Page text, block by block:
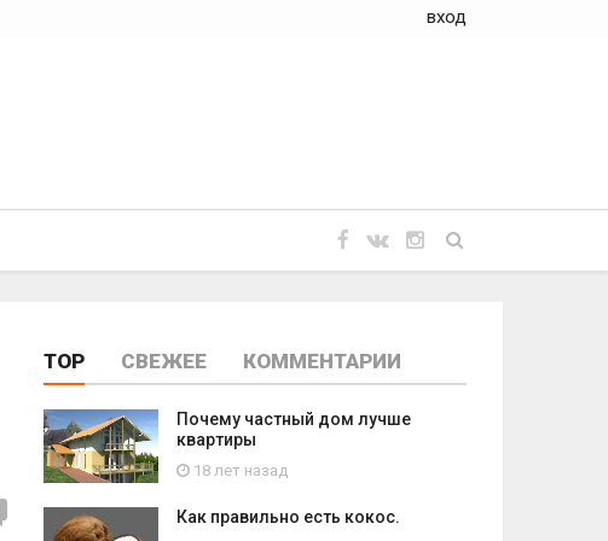
вход
TOP СВЕЖЕЕ КОММЕНТАРИИ
Почему частный дом лучше
квартиры
18 лет назад
Как правильно есть кокос.